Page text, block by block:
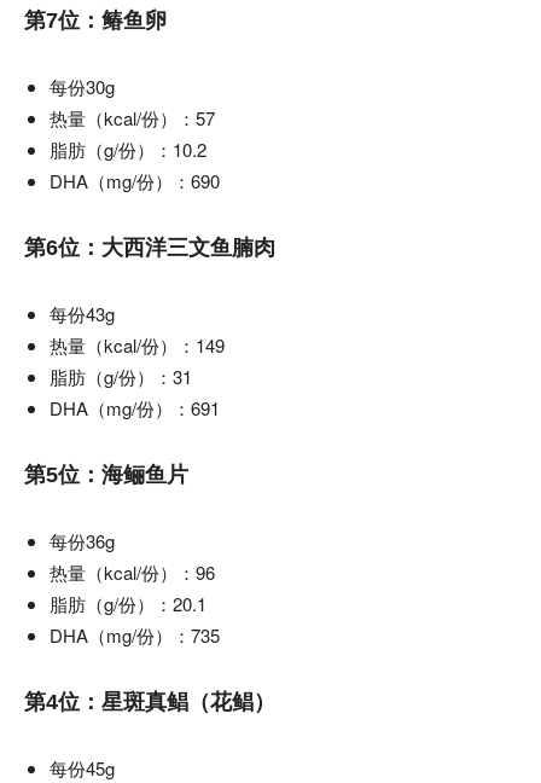
第7位：䲠鱼卵
每份30g
热量（kcal/份）：57
脂肪（g/份）：10.2
DHA（mg/份）：690
第6位：大西洋三文鱼腩肉
每份43g
热量（kcal/份）：149
脂肪（g/份）：31
DHA（mg/份）：691
第5位：海鲡鱼片
每份36g
热量（kcal/份）：96
脂肪（g/份）：20.1
DHA（mg/份）：735
第4位：星斑真鲳（花鲳）
每份45g